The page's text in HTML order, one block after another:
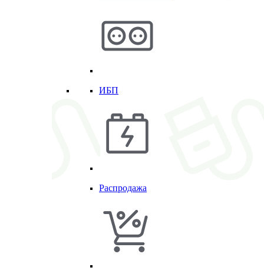
ИБП
Распродажа